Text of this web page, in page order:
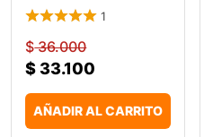
1
$36.000
$33.100
AÑADIR AL CARRITO